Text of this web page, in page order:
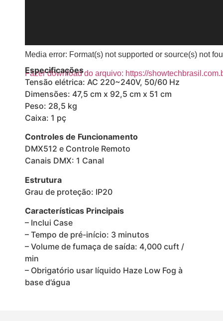
Media error: Format(s) not supported or source(s) not
Fazer download do arquivo: https://
00:00
Especificações
Tensão elétrica: AC 220~240V, 50/60 Hz
Dimensões: 47,5 cm x 92,5 cm x 51 cm
Peso: 28,5 kg
Caixa: 1 pç
Controles de Funcionamento
DMX512 e Controle Remoto
Canais DMX: 1 Canal
Estrutura
Grau de proteção: IP20
Características Principais
– Inclui Case
– Tempo de pré-início: 3 minutos
– Volume de fumaça de saída: 4,000 cuft /
min
– Obrigatório usar líquido Haze Low Fog à
base d’água